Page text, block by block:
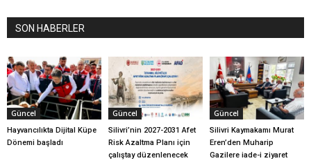
SON HABERLER
Güncel
Hayvancılıkta Dijital Küpe
Dönemi başladı
Güncel
Silivri’nin 2027-2031 Afet
Risk Azaltma Planı için
çalıştay düzenlenecek
Güncel
Silivri Kaymakamı Murat
Eren’den Muharip
Gazilere iade-i ziyaret